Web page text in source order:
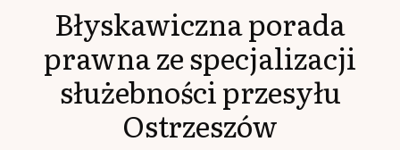
Błyskawiczna porada
prawna ze specjalizacji
służebności przesyłu
Ostrzeszów